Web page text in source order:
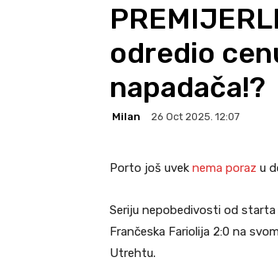
odredio
napadača!?
Milan 26 Oct 2025. 12:07
Porto još uvek nema poraz u
Seriju nepobedivosti od starta
Frančeska Fariolija 2:0 na
Utrehtu.